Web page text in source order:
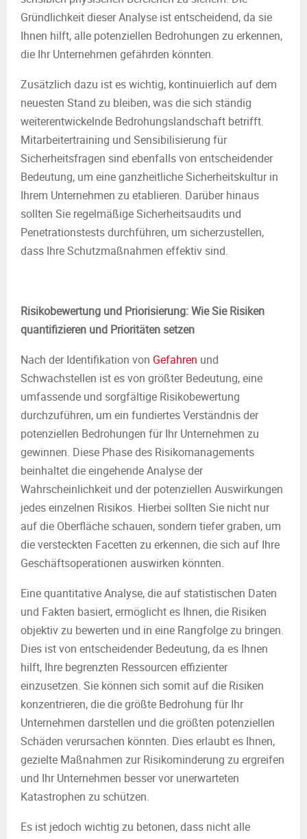
Gründlichkeit dieser Analyse ist entscheidend, da sie
Ihnen hilft, alle potenziellen Bedrohungen zu erkennen,
die Ihr Unternehmen gefährden könnten.
Zusätzlich dazu ist es wichtig, kontinuierlich auf dem
neuesten Stand zu bleiben, was die sich ständig
weiterentwickelnde Bedrohungslandschaft betrifft.
Mitarbeitertraining und Sensibilisierung für
Sicherheitsfragen sind ebenfalls von entscheidender
Bedeutung, um eine ganzheitliche Sicherheitskultur in
Ihrem Unternehmen zu etablieren. Darüber hinaus
sollten Sie regelmäßige Sicherheitsaudits und
Penetrationstests durchführen, um sicherzustellen,
dass Ihre Schutzmaßnahmen effektiv sind.
Risikobewertung und Priorisierung: Wie Sie Risiken
quantifizieren und Prioritäten setzen
Nach der Identifikation von Gefahren und
Schwachstellen ist es von größter Bedeutung, eine
umfassende und sorgfältige Risikobewertung
durchzuführen, um ein fundiertes Verständnis der
potenziellen Bedrohungen für Ihr Unternehmen zu
gewinnen. Diese Phase des Risikomanagements
beinhaltet die eingehende Analyse der
Wahrscheinlichkeit und der potenziellen Auswirkungen
jedes einzelnen Risikos. Hierbei sollten Sie nicht nur
auf die Oberfläche schauen, sondern tiefer graben, um
die versteckten Facetten zu erkennen, die sich auf Ihre
Geschäftsoperationen auswirken könnten.
Eine quantitative Analyse, die auf statistischen Daten
und Fakten basiert, ermöglicht es Ihnen, die Risiken
objektiv zu bewerten und in eine Rangfolge zu bringen.
Dies ist von entscheidender Bedeutung, da es Ihnen
hilft, Ihre begrenzten Ressourcen effizienter
einzusetzen. Sie können sich somit auf die Risiken
konzentrieren, die die größte Bedrohung für Ihr
Unternehmen darstellen und die größten potenziellen
Schäden verursachen könnten. Dies erlaubt es Ihnen,
gezielte Maßnahmen zur Risikominderung zu ergreifen
und Ihr Unternehmen besser vor unerwarteten
Katastrophen zu schützen.
Es ist jedoch wichtig zu betonen, dass nicht alle